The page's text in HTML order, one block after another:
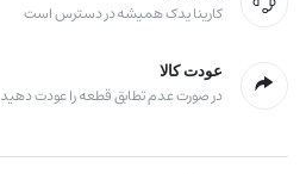
کارینا یدک همیشه در دسترس است
عودت کالا
در صورت عدم تطابق قطعه را عودت دهید